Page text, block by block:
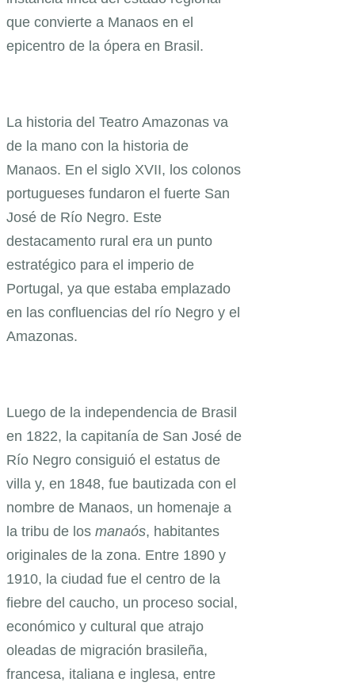
que convierte a Manaos en el
epicentro de la ópera en Brasil.
La historia del Teatro Amazonas va
de la mano con la historia de
Manaos. En el siglo XVII, los colonos
portugueses fundaron el fuerte San
José de Río Negro. Este
destacamento rural era un punto
estratégico para el imperio de
Portugal, ya que estaba emplazado
en las confluencias del río Negro y el
Amazonas.
Luego de la independencia de Brasil
en 1822, la capitanía de San José de
Río Negro consiguió el estatus de
villa y, en 1848, fue bautizada con el
nombre de Manaos, un homenaje a
la tribu de los manaós, habitantes
originales de la zona. Entre 1890 y
1910, la ciudad fue el centro de la
fiebre del caucho, un proceso social,
económico y cultural que atrajo
oleadas de migración brasileña,
francesa, italiana e inglesa, entre